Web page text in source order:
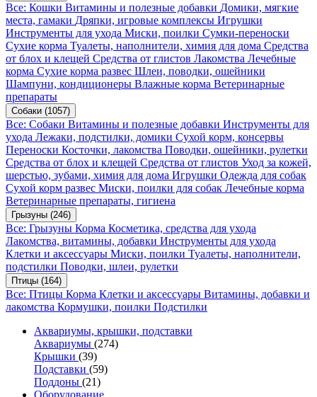
Все: Кошки Витамины и полезные добавки Домики, мягкие
места, гамаки Дряпки, игровые комплексы Игрушки
Инструменты для ухода Миски, поилки Сумки-переноски
Сухие корма Туалеты, наполнители, химия для дома Средства
от блох и клещей Средства от глистов Лакомства Лечебные
корма Сухие корма развес Шлеи, поводки, ошейники
Шампуни, кондиционеры Влажные корма Ветеринарные
препараты
Собаки (1057)
Все: Собаки Витамины и полезные добавки Инструменты для
ухода Лежаки, подстилки, домики Сухой корм, консервы
Переноски Косточки, лакомства Поводки, ошейники, рулетки
Средства от блох и клещей Средства от глистов Уход за кожей,
шерстью, зубами, химия для дома Игрушки Одежда для собак
Сухой корм развес Миски, поилки для собак Лечебные корма
Ветеринарные препараты, гигиена
Грызуны (246)
Все: Грызуны Корма Косметика, средства для ухода
Лакомства, витамины, добавки Инструменты для ухода
Клетки и аксессуары Миски, поилки Туалеты, наполнители,
подстилки Поводки, шлеи, рулетки
Птицы (164)
Все: Птицы Корма Клетки и аксессуары Витамины, добавки и
лакомства Кормушки, поилки Подстилки
Аквариумы, крышки, подставки
Аквариумы (274)
Крышки (39)
Подставки (59)
Поддоны (21)
Оборудование